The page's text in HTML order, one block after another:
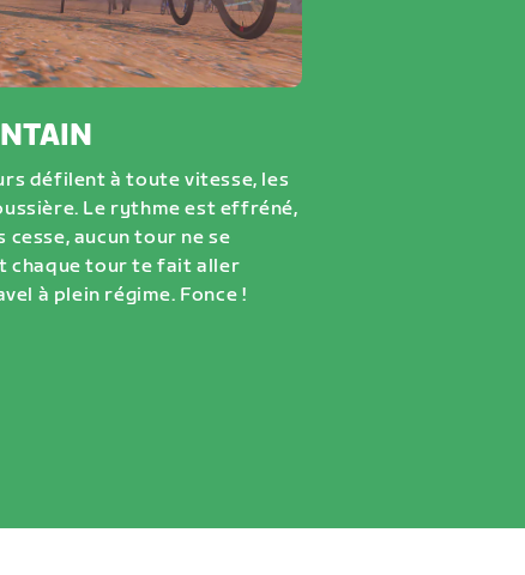
défilent à toute vitesse, les
Le rythme est effréné,
aucun tour ne se
chaque tour te fait aller
à plein régime. Fonce !